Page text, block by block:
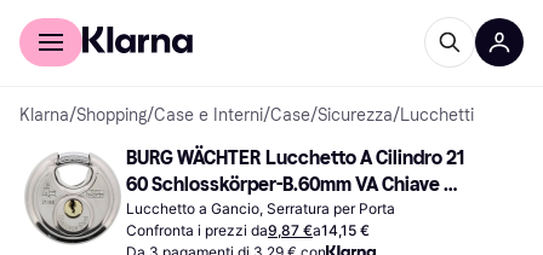
Per il tuo shopping
Klarna/Shopping/Case e Interni/Case/Sicurezza/Lucchetti
BURG WÄCHTER Lucchetto A Cilindro 21
60 Schlosskörper-B.60mm VA Chiave
Diversa
Lucchetto a Gancio, Serratura per Porta
Confronta i prezzi da9,87 €a14,15 €